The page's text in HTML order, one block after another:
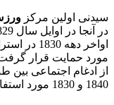
سیدنی اولین مرکز
اواخر
مورد حمایت قرار
1840 و 1830 مورد استفاده قرار گرفت.